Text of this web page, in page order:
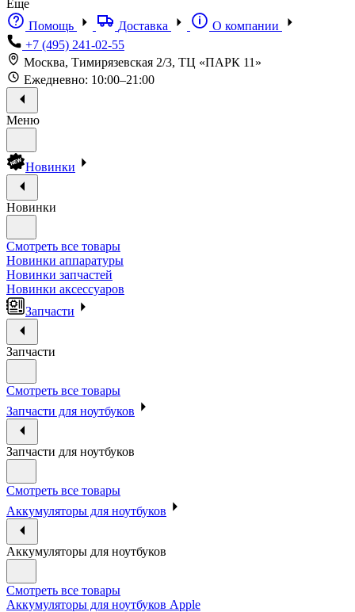
Еще
Помощь
Доставка
О компании
+7 (495) 241-02-55
Москва, Тимирязевская 2/3, ТЦ «ПАРК 11»
Ежедневно: 10:00–21:00
Меню
Новинки
Новинки
Смотреть все товары
Новинки аппаратуры
Новинки запчастей
Новинки аксессуаров
Запчасти
Запчасти
Смотреть все товары
Запчасти для ноутбуков
Запчасти для ноутбуков
Смотреть все товары
Аккумуляторы для ноутбуков
Аккумуляторы для ноутбуков
Смотреть все товары
Аккумуляторы для ноутбуков Apple